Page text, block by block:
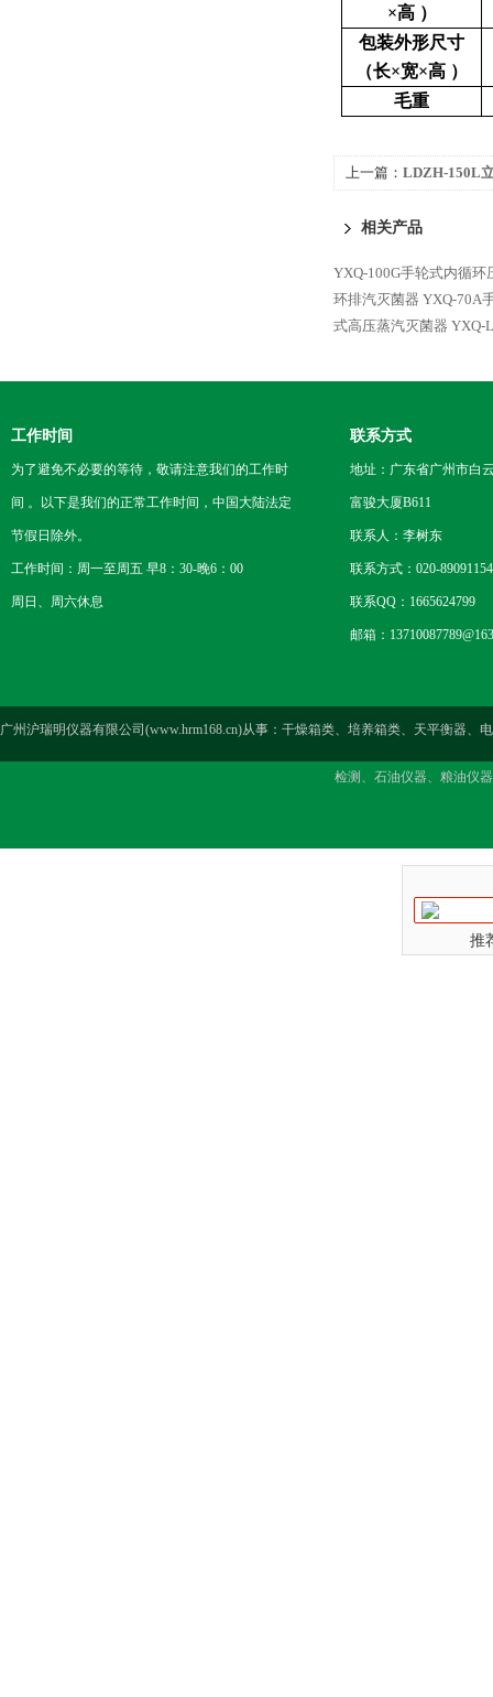
×高 ）
包装外形尺寸
（长×宽×高 ）
毛重
上一篇： LDZH-150L
相关产品
YXQ-100G手轮式内循环
环排汽灭菌器 YXQ-70A
式高压蒸汽灭菌器 YXQ-
工作时间
为了避免不必要的等待，敬请注意我们的工作时
间 。以下是我们的正常工作时间，中国大陆法定
节假日除外。
工作时间：周一至周五 早8：30-晚6：00
周日、周六休息
联系方式
地址：广东省广州市白
富骏大厦B611
联系人：李树东
联系方式：020-89091154
联系QQ：1665624799
邮箱：
广州沪瑞明仪器有限公司(www.hrm168.cn)从事：干燥箱类、培养箱类、天平衡器
检测、石油仪器、粮油仪
推